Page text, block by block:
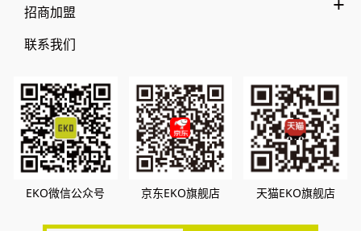
招商加盟
联系我们
EKO微信公众号 京东EKO旗舰店 天猫EKO旗舰店